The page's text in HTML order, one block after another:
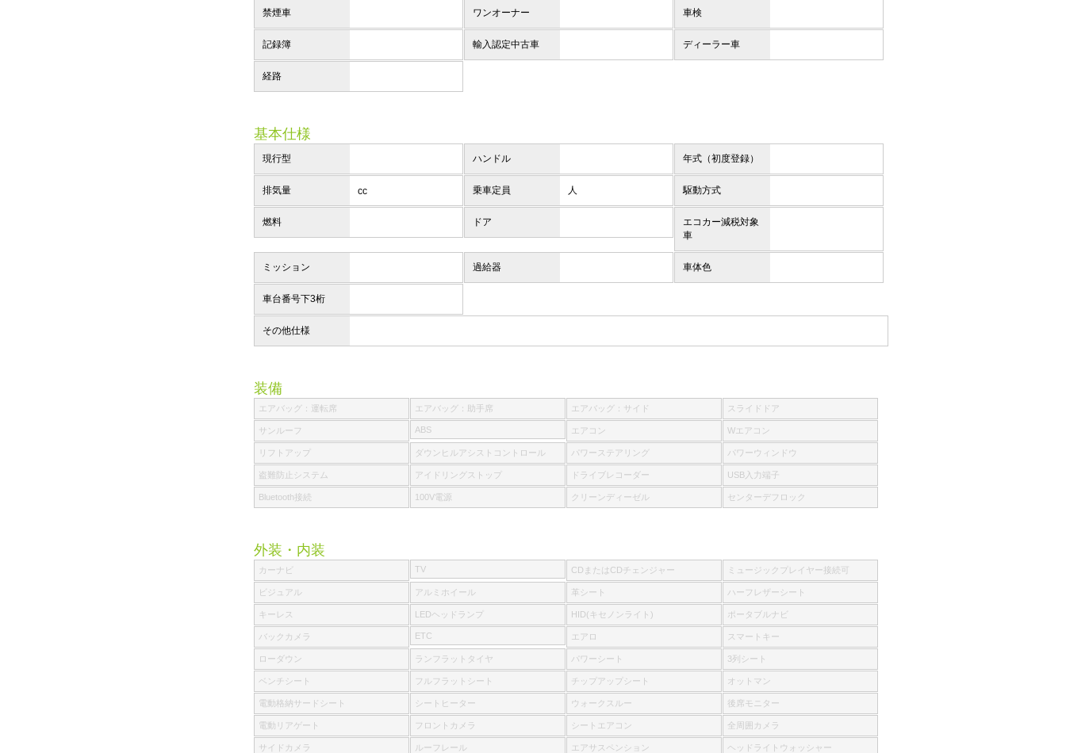
禁煙車 ワンオーナー 車検
記録簿 輸入認定中古車 ディーラー車
経路
基本仕様
現行型 ハンドル 年式（初度登録）
排気量 cc 乗車定員 人 駆動方式
燃料 ドア
エコカー減税対象
車
ミッション 過給器 車体色
車台番号下3桁
その他仕様
装備
エアバッグ：運転席 エアバッグ：助手席 エアバッグ：サイド スライドドア
サンルーフ ABS エアコン Wエアコン
リフトアップ ダウンヒルアシストコントロール パワーステアリング パワーウィンドウ
盗難防止システム アイドリングストップ ドライブレコーダー USB入力端子
Bluetooth接続 100V電源 クリーンディーゼル センターデフロック
外装・内装
カーナビ TV CDまたはCDチェンジャー ミュージックプレイヤー接続可
ビジュアル アルミホイール 革シート ハーフレザーシート
キーレス LEDヘッドランプ HID(キセノンライト) ポータブルナビ
バックカメラ ETC エアロ スマートキー
ローダウン ランフラットタイヤ パワーシート 3列シート
ベンチシート フルフラットシート チップアップシート オットマン
電動格納サードシート シートヒーター ウォークスルー 後席モニター
電動リアゲート フロントカメラ シートエアコン 全周囲カメラ
サイドカメラ ルーフレール エアサスペンション ヘッドライトウォッシャー